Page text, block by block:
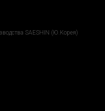
SAESHIN (Ю.Корея)